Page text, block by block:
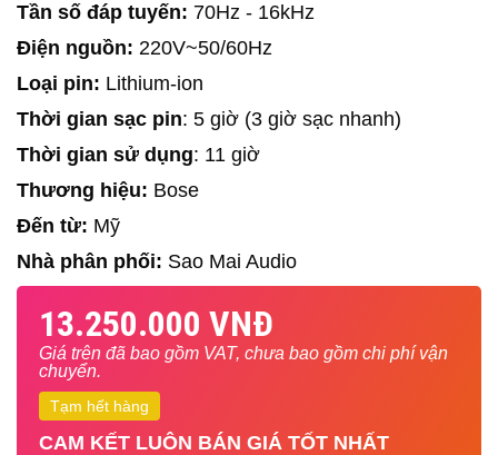
Tần số đáp tuyến: 70Hz - 16kHz
Điện nguồn: 220V~50/60Hz
Loại pin: Lithium-ion
Thời gian sạc pin: 5 giờ (3 giờ sạc nhanh)
Thời gian sử dụng: 11 giờ
Thương hiệu: Bose
Đến từ: Mỹ
Nhà phân phối: Sao Mai Audio
13.250.000 VNĐ
Giá trên đã bao gồm VAT, chưa bao gồm chi phí vận
chuyển.
Tạm hết hàng
CAM KẾT LUÔN BÁN GIÁ TỐT NHẤT